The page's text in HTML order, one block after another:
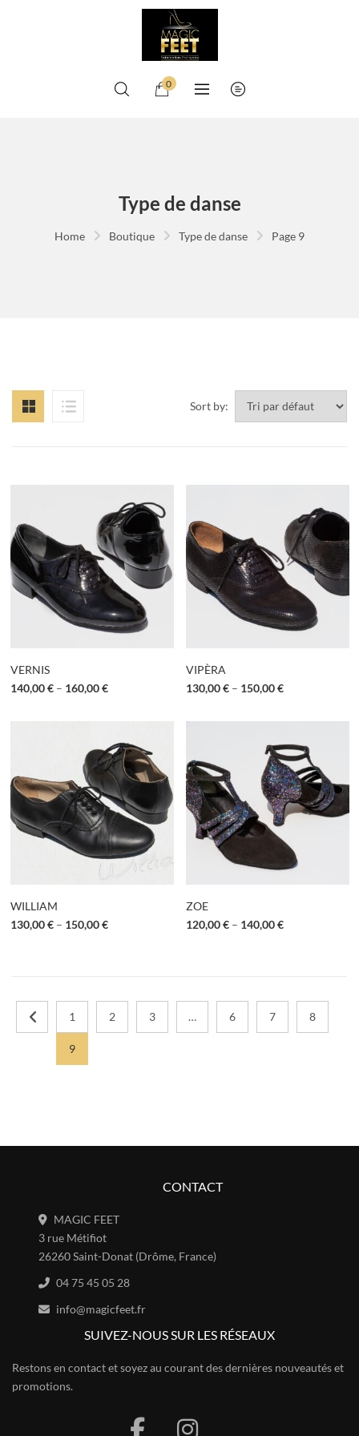
0
Type de danse
Home Boutique Type de danse Page 9
Sort by:
VERNIS
140,00€– 160,00€
VIPÈRA
130,00€– 150,00€
WILLIAM
130,00€– 150,00€
ZOE
120,00€– 140,00€
1 2 3 … 6 7 8
9
CONTACT
MAGIC FEET
3 rue Métifiot
26260 Saint-Donat (Drôme, France)
04 75 45 05 28
info@magicfeet.fr
SUIVEZ-NOUS SUR LES RÉSEAUX
Restons en contact et soyez au courant des dernières nouveautés et
promotions.